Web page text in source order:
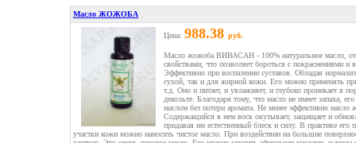
Масло ЖОЖОБА
Цена: 988.38 руб.
Масло жожоба ВИВАСАН - 100% натуральное масло,
свойствами, что позволяет бороться с покраснениями и
Эффективно при воспалении суставов. Обладая
сухой, так и для жирной кожи. Его можно применять
т.д. Оно и питает, и увлажняет, и глубоко проникает в
декольте. Благодаря тому, что масло не имеет запаха,
маслом без потери аромата. Не менее эффективно масло
Содержащийся в нем воск окутывает, защищает и
придавая им естественный блеск и силу. В практике его
участки кожи можно наносить чистое масло. При воздействии на большие